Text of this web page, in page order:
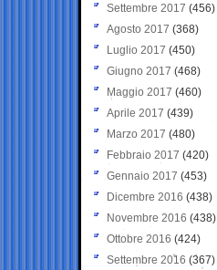
Settembre 2017 (456)
Agosto 2017 (368)
Luglio 2017 (450)
Giugno 2017 (468)
Maggio 2017 (460)
Aprile 2017 (439)
Marzo 2017 (480)
Febbraio 2017 (420)
Gennaio 2017 (453)
Dicembre 2016 (438)
Novembre 2016 (438)
Ottobre 2016 (424)
Settembre 2016 (367)